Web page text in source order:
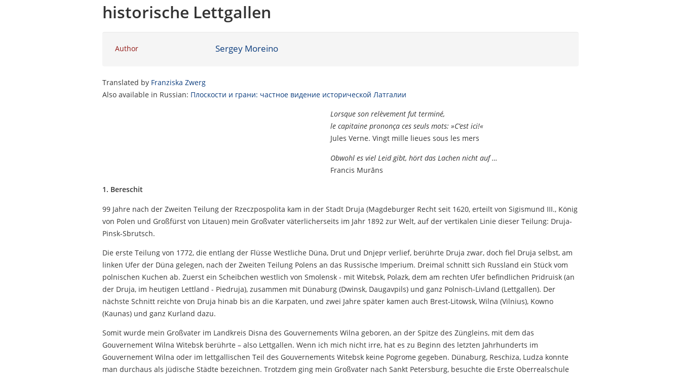
historische Lettgallen
Author Sergey Moreino
Translated by Franziska Zwerg
Also available in Russian: Плоскости и грани: частное видение исторической Латгалии
Lorsque son relèvement fut terminé,
le capitaine prononça ces seuls mots: »C’est ici!«
Jules Verne. Vingt mille lieues sous les mers
Obwohl es viel Leid gibt, hört das Lachen nicht auf …
Francis Murāns
1. Bereschit
99 Jahre nach der Zweiten Teilung der Rzeczpospolita kam in der Stadt Druja (Magdeburger Recht seit 1620, erteilt von Sigismund III., König
von Polen und Großfürst von Litauen) mein Großvater väterlicherseits im Jahr 1892 zur Welt, auf der vertikalen Linie dieser Teilung: Druja-
Pinsk-Sbrutsch.
Die erste Teilung von 1772, die entlang der Flüsse Westliche Düna, Drut und Dnjepr verlief, berührte Druja zwar, doch fiel Druja selbst, am
linken Ufer der Düna gelegen, nach der Zweiten Teilung Polens an das Russische Imperium. Dreimal schnitt sich Russland ein Stück vom
polnischen Kuchen ab. Zuerst ein Scheibchen westlich von Smolensk - mit Witebsk, Polazk, dem am rechten Ufer befindlichen Pridruisk (an
der Druja, im heutigen Lettland - Piedruja), zusammen mit Dünaburg (Dwinsk, Daugavpils) und ganz Polnisch-Livland (Lettgallen). Der
nächste Schnitt reichte von Druja hinab ​​bis an die Karpaten, und zwei Jahre später kamen auch Brest-Litowsk, Wilna (Vilnius), Kowno
(Kaunas) und ganz Kurland dazu.
Somit wurde mein Großvater im Landkreis Disna des Gouvernements Wilna geboren, an der Spitze des Züngleins, mit dem das
Gouvernement Wilna Witebsk berührte – also Lettgallen. Wenn ich mich nicht irre, hat es zu Beginn des letzten Jahrhunderts im
Gouvernement Wilna oder im lettgallischen Teil des Gouvernements Witebsk keine Pogrome gegeben. Dünaburg, Reschiza, Ludza konnte
man durchaus als jüdische Städte bezeichnen. Trotzdem ging mein Großvater nach Sankt Petersburg, besuchte die Erste Oberrealschule